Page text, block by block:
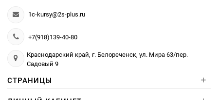
1c-kursy@2s-plus.ru
+7(918)139-40-80
Краснодарский край, г. Белореченск, ул. Мира 63/пер.
Садовый 9
СТРАНИЦЫ +